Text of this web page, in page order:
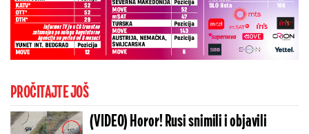
PROČITAJTE JOŠ
(VIDEO) Horor! Rusi snimili i objavili